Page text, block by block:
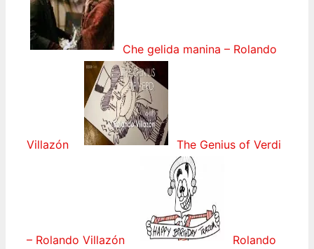
Che gelida manina – Rolando
Villazón The Genius of Verdi
– Rolando Villazón
Rolando